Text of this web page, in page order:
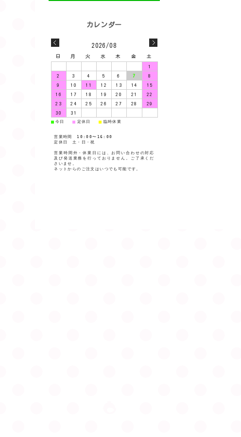
2026/08
日 月 火 水 木 金 土
1
2
3 4 5 6 7
8
9
10 11 12 13 14
15
16
17 18 19 20 21
22
23
24 25 26 27 28
29
30
31
■ 今日 ■ 定休日 ■ 臨時休業
営業時間 10:00〜16:00
定休日 土・日・祝
営業時間外・休業日には、お問い合わせの対応
及び発送業務を行っておりません。ご了承くだ
さいませ。
ネットからのご注文はいつでも可能です。